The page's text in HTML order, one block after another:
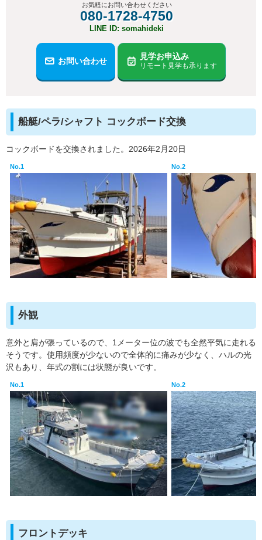
お気軽にお問い合わせください
080-1728-4750
LINE ID: somahideki
お問い合わせ 見学お申込み
リモート見学も承ります
船艇/ペラ/シャフト コックボード交換
コックボードを交換されました。2026年2月20日
No.1 No.2
外観
意外と肩が張っているので、1メーター位の波でも全然平気に走れる
そうです。使用頻度が少ないので全体的に痛みが少なく、ハルの光
沢もあり、年式の割には状態が良いです。
No.1 No.2
フロントデッキ